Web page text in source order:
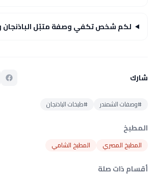
لكم شخص تكفي وصفة متبّل الباذنجان
شارك
#وصفات الشمندر #طبخات الباذنجان
المطبخ
المطبخ المصري المطبخ الشامي
أقسام ذات صلة